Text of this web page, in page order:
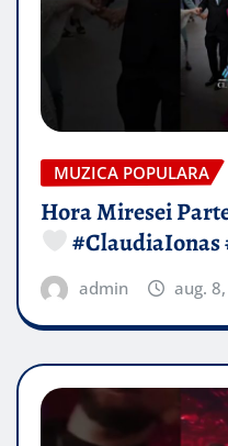
MUZICA POPULARA
Hora Miresei
admin aug.